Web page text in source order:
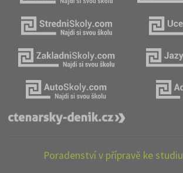
Poradenství v přípravě ke studiu